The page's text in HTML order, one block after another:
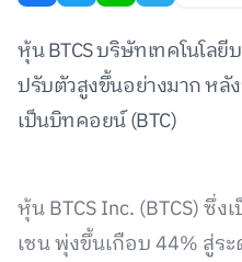
หุ้น BTCS บริษัทเทคโนโลยี
ปรับตัวสูงขึ้นอย่างมาก หลั
เป็นบิทคอยน์ (BTC)
หุ้น BTCS Inc. (BTCS) ซึ่
เชน พุ่งขึ้นเกือบ 44% สู่ร